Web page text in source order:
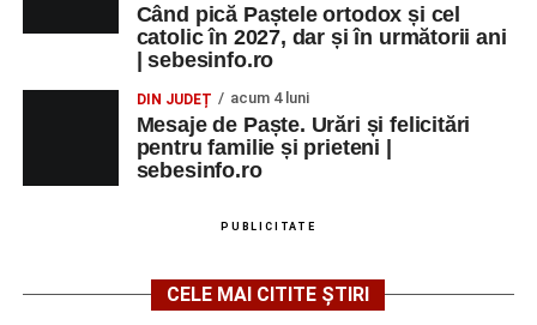
Când pică Paștele ortodox și cel
catolic în 2027, dar și în următorii ani
| sebesinfo.ro
DIN JUDEȚ acum 4 luni
Mesaje de Paște. Urări și felicitări
pentru familie și prieteni |
sebesinfo.ro
PUBLICITATE
CELE MAI CITITE ȘTIRI